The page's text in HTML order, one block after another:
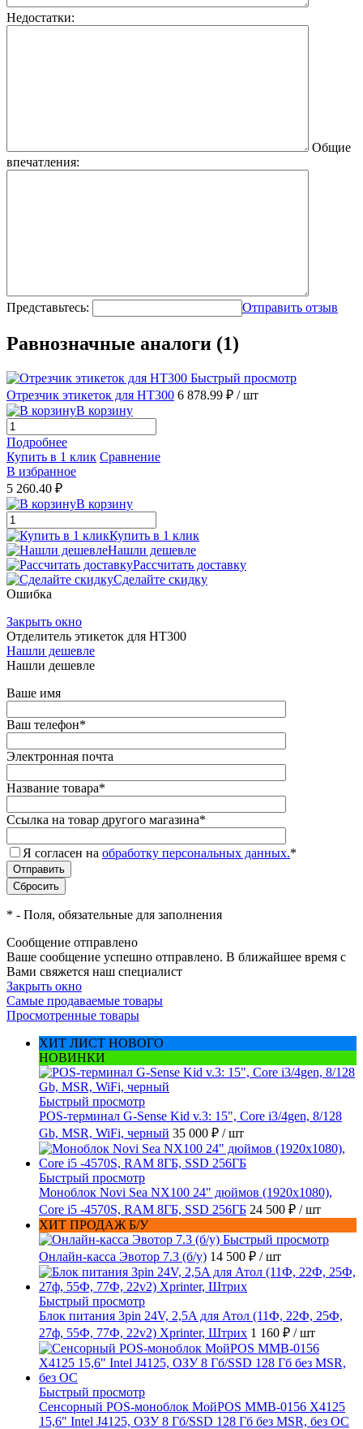
Недостатки:
Общие
впечатления:
Представьтесь: Отправить отзыв
Равнозначные аналоги (1)
Быстрый просмотр
Отрезчик этикеток для HT300 6 878.99 ₽ / шт
В корзину
Подробнее
Купить в 1 клик Сравнение
В избранное
5 260.40 ₽
В корзину
Купить в 1 клик
Нашли дешевле
Рассчитать доставку
Сделайте скидку
Ошибка
Закрыть окно
Отделитель этикеток для HT300
Нашли дешевле
Нашли дешевле
Ваше имя
Ваш телефон*
Электронная почта
Название товара*
Ссылка на товар другого магазина*
Я согласен на обработку персональных данных.*
* - Поля, обязательные для заполнения
Сообщение отправлено
Ваше сообщение успешно отправлено. В ближайшее время с
Вами свяжется наш специалист
Закрыть окно
Самые продаваемые товары
Просмотренные товары
ХИТ ЛИСТ НОВОГО
НОВИНКИ
Быстрый просмотр
POS-терминал G-Sense Kid v.3: 15", Core i3/4gen, 8/128
Gb, MSR, WiFi, черный 35 000 ₽ / шт
Быстрый просмотр
Моноблок Novi Sea NX100 24" дюймов (1920x1080),
Core i5 -4570S, RAM 8ГБ, SSD 256ГБ 24 500 ₽ / шт
ХИТ ПРОДАЖ Б/У
Быстрый просмотр
Онлайн-касса Эвотор 7.3 (б/у) 14 500 ₽ / шт
Быстрый просмотр
Блок питания 3pin 24V, 2,5A для Атол (11Ф, 22Ф, 25Ф,
27ф, 55Ф, 77Ф, 22v2) Xprinter, Штрих 1 160 ₽ / шт
Быстрый просмотр
Сенсорный POS-моноблок МойPOS MMB-0156 X4125
15,6" Intel J4125, ОЗУ 8 Гб/SSD 128 Гб без MSR, без ОС